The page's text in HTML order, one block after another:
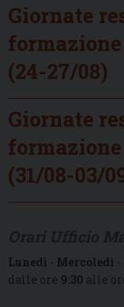
Giornate
(24-27/08)
Giornate
(31/08-03/
Lunedì - Mercoledì -
dalle ore 9:30 alle